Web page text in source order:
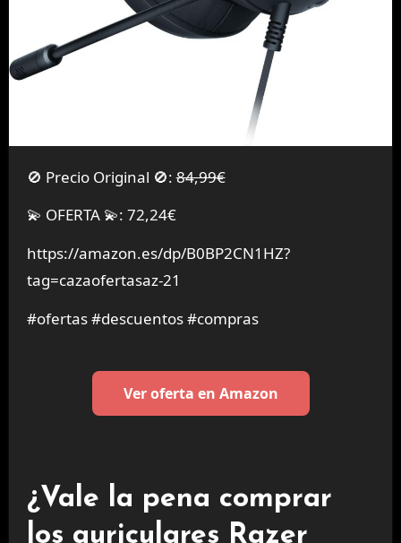
🚫 Precio Original 🚫:84,99€
💫 OFERTA 💫: 72,24€
https://amazon.es/dp/B0BP2CN1HZ?
tag=cazaofertasaz-21
#ofertas #descuentos #compras
Ver oferta en Amazon
¿Vale la pena comprar
los auriculares Razer